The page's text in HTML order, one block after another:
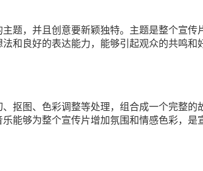
题，并且创意要新颖独特。主题是整个宣
和良好的表达能力，能够引起观众的共鸣和
抠图、色彩调整等处理，组合成一个完整
能够为整个宣传片增加氛围和情感色彩，是